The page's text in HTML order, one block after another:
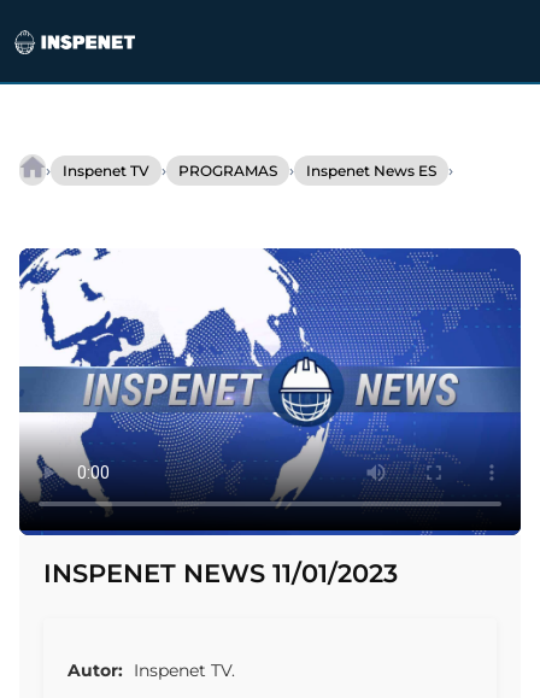
contenido
› Inspenet TV › PROGRAMAS › Inspenet News ES ›
INSPENET
INSPENET NEWS 11/01/2023
Autor: Inspenet TV.